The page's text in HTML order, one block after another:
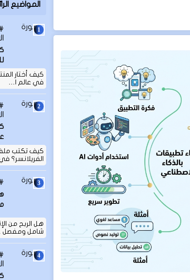
المواضيع
كيف أختار
في عالم ا…
كيف تكتب
الفريلانسر؟
هل الربح من
شامل ومفصل